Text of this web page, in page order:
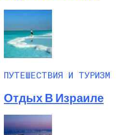
ПУТЕШЕСТВИЯ И ТУРИЗМ
Отдых В Израиле